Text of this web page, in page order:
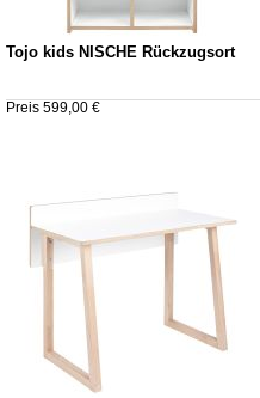
Tojo kids NISCHE Rückzugsort
Preis 599,00 €